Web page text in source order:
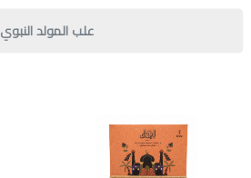
علب المولد النبوي